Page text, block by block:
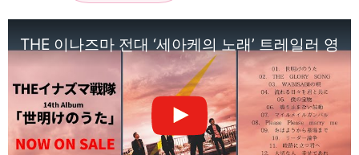
THE 이나즈마 전대 ‘세아케의 노래’ 트레일러 영상